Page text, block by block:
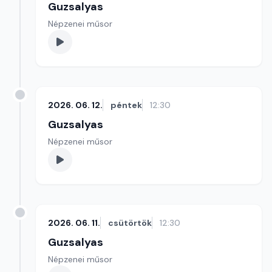
Guzsalyas
Népzenei műsor
2026. 06. 12. péntek 12:30
Guzsalyas
Népzenei műsor
2026. 06. 11. csütörtök 12:30
Guzsalyas
Népzenei műsor